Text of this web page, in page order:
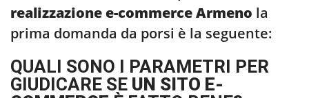
realizzazione e-commerce Armeno la
prima domanda da porsi è la seguente:
QUALI SONO I PARAMETRI PER
GIUDICARE SE UN SITO E-